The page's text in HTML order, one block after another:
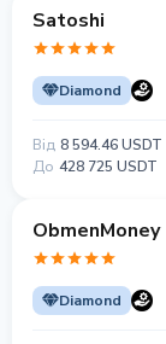
Satoshi
Diamond
Від 8 594.46 USDT
До 428 725 USDT
ObmenMoney
Diamond